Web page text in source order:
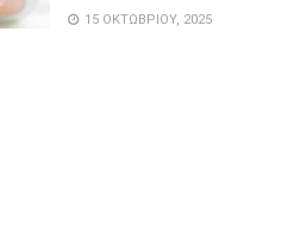
15 ΟΚΤΩΒΡΊΟΥ, 2025